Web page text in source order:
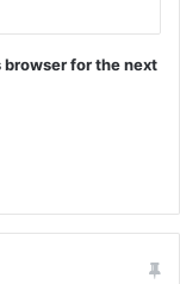
for the next